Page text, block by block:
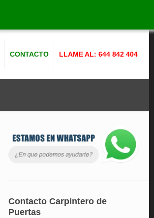
CONTACTO LLAME AL: 644 842 404
Contacto Carpintero de
Puertas